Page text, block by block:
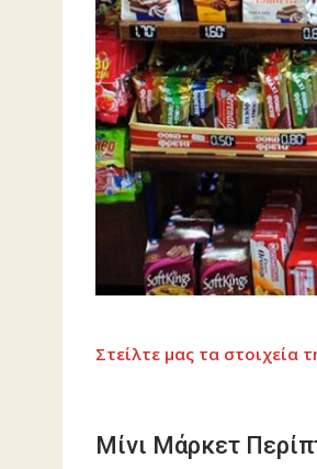
Στείλτε μας τα στοιχεία
Μίνι Μάρκετ